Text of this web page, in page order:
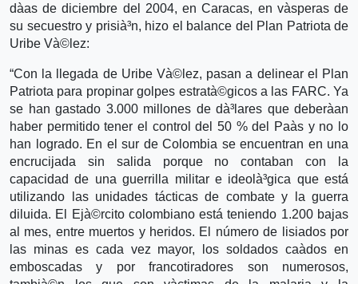
dà­as de diciembre del 2004, en Caracas, en và­speras de
su secuestro y prisià³n, hizo el balance del Plan Patriota de
Uribe Và©lez:
“Con la llegada de Uribe Và©lez, pasan a delinear el Plan
Patriota para propinar golpes estratà©gicos a las FARC. Ya
se han gastado 3.000 millones de dà³lares que deberà­an
haber permitido tener el control del 50 % del Paà­s y no lo
han logrado. En el sur de Colombia se encuentran en una
encrucijada sin salida porque no contaban con la
capacidad de una guerrilla militar e ideolà³gica que está
utilizando las unidades tácticas de combate y la guerra
diluida. El Ejà©rcito colombiano está teniendo 1.200 bajas
al mes, entre muertos y heridos. El número de lisiados por
las minas es cada vez mayor, los soldados caà­dos en
emboscadas y por francotiradores son numerosos,